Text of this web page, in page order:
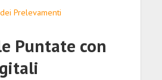
Prelevamenti
Puntate con